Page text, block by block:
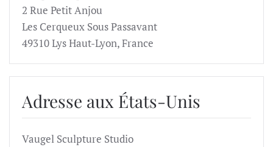
2 Rue Petit Anjou
Les Cerqueux Sous Passavant
49310 Lys Haut-Lyon, France
Adresse aux États-Unis
Vaugel Sculpture Studio